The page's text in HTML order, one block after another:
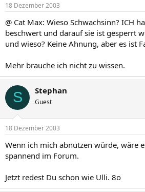
18 Dezember 2003
@ Cat Max: Wieso Schwachsinn? ICH
beschwert und darauf sie ist gesperrt
und wieso? Keine Ahnung, aber es ist
Mehr brauche ich nicht zu wissen.
S Stephan
Guest
18 Dezember 2003
Wenn ich mich abnutzen würde, wäre
spannend im Forum.
Jetzt redest Du schon wie Ulli. 8o